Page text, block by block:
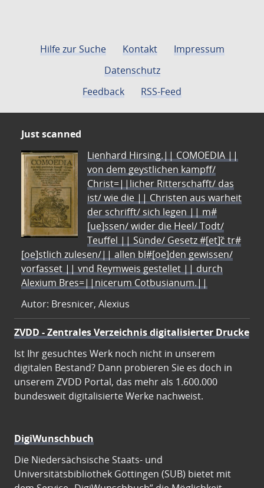
Hilfe zur Suche Kontakt
Impressum
Datenschutz
Feedback
RSS-Feed
Just scanned
Lienhard Hirsing.|| COMOEDIA ||
von dem geystlichen kampff/
Christ=||licher Ritterschafft/ das
ist/ wie die || Christen aus warheit
der schrifft/ sich legen || m#
[ue]ssen/ wider die Heel/ Todt/
Teuffel || Sünde/ Gesetz #[et]c̃ tr#
[oe]stlich zulesen/|| allen bl#[oe]den gewissen/
vorfasset || vnd Reymweis gestellet || durch
Alexium Bres=||nicerum Cotbusianum.||
Autor: Bresnicer, Alexius
ZVDD - Zentrales Verzeichnis digitalisierter Drucke
Ist Ihr gesuchtes Werk noch nicht in unserem
digitalen Bestand? Dann probieren Sie es doch in
unserem ZVDD Portal, das mehr als 1.600.000
bundesweit digitalisierte Werke nachweist.
DigiWunschbuch
Die Niedersächsische Staats- und
Universitätsbibliothek Göttingen (SUB) bietet mit